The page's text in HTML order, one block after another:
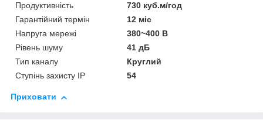
Продуктивність
730 куб.м/год
Гарантійний термін
12 міс
Напруга мережі
380~400 В
Рівень шуму
41 дБ
Тип каналу
Круглий
Ступінь захисту IP
54
Приховати